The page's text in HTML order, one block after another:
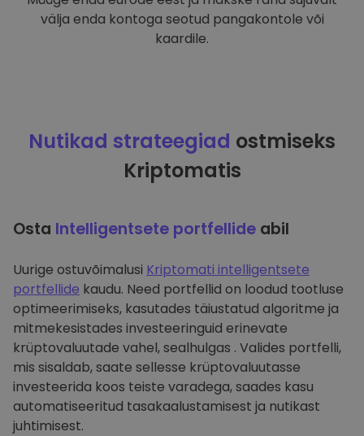
välja enda kontoga seotud pangakontole või
kaardile.
Nutikad strateegiad ostmiseks
Kriptomatis
Osta Intelligentsete portfellide abil
Uurige ostuvõimalusi Kriptomati intelligentsete
portfellide kaudu. Need portfellid on loodud tootluse
optimeerimiseks, kasutades täiustatud algoritme ja
mitmekesistades investeeringuid erinevate
krüptovaluutade vahel, sealhulgas . Valides portfelli,
mis sisaldab, saate sellesse krüptovaluutasse
investeerida koos teiste varadega, saades kasu
automatiseeritud tasakaalustamisest ja nutikast
juhtimisest.